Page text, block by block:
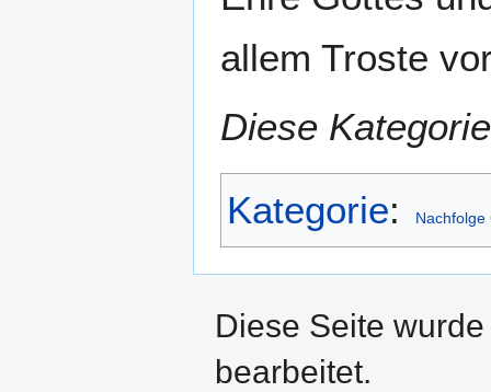
allem Troste
Diese
Kategorie: Nachfolge
Diese Seite
bearbeitet.